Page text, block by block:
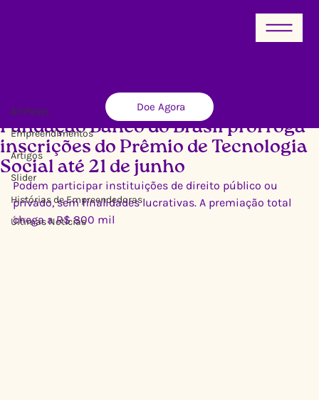
Doe Agora
All Posts
Empreendimentos
Artigos
Slider
Histórias de Empreendedoras
Últimas Notícias
Fundação Banco do Brasil prorroga
inscrições do Prêmio de Tecnologia
Social até 21 de junho
Ricardo Xavier 7 de jun. de 2013 2 min de leitura
Podem participar instituições de direito público ou
privado, sem finalidades lucrativas. A premiação total
chega a R$ 800 mil